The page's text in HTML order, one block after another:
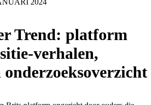
2024
Trend: platform
verhalen,
onderzoeksoverzicht